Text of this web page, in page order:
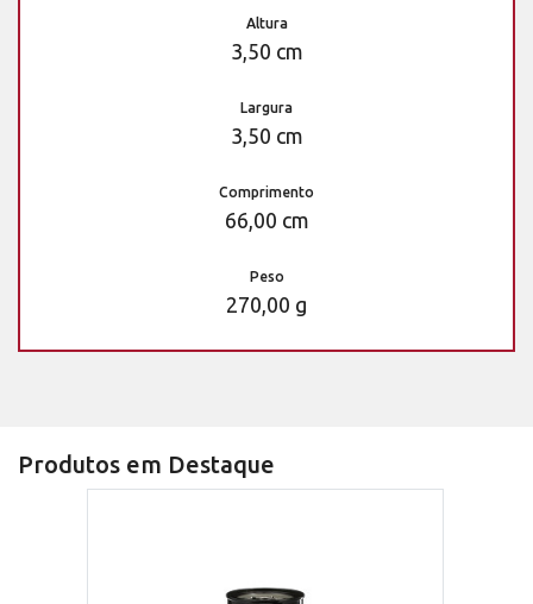
Altura
3,50 cm
Largura
3,50 cm
Comprimento
66,00 cm
Peso
270,00 g
Produtos em Destaque